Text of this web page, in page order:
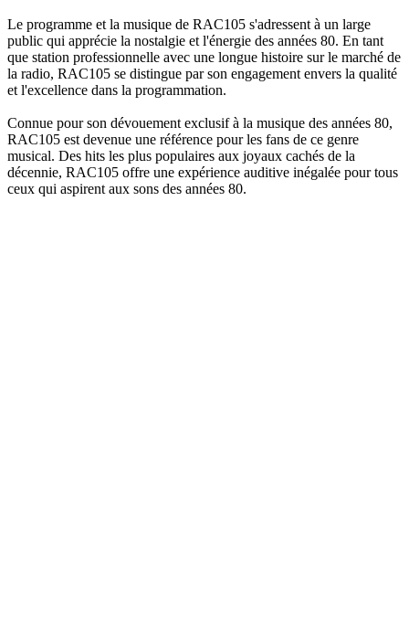
Le programme et la musique de RAC105 s'adressent à un large
public qui apprécie la nostalgie et l'énergie des années 80. En tant
que station professionnelle avec une longue histoire sur le marché de
la radio, RAC105 se distingue par son engagement envers la qualité
et l'excellence dans la programmation.
Connue pour son dévouement exclusif à la musique des années 80,
RAC105 est devenue une référence pour les fans de ce genre
musical. Des hits les plus populaires aux joyaux cachés de la
décennie, RAC105 offre une expérience auditive inégalée pour tous
ceux qui aspirent aux sons des années 80.